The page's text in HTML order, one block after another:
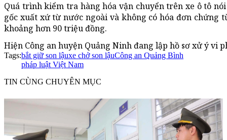
Quá trình kiểm tra hàng hóa vận chuyển trên xe ô tô
gốc xuất xứ từ nước ngoài và không có hóa đơn
khoảng hơn 90 triệu đồng.
Hiện Công an huyện Quảng Ninh đang lập hồ sơ xử ý vi
Tags:bắt giữ son lậuxe chở son lậuCông an Quảng Bình
pháp luật Việt Nam
TIN CÙNG CHUYÊN MỤC